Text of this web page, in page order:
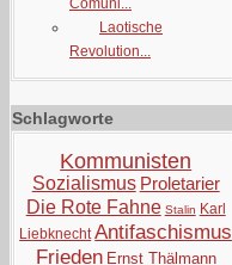
Comuni...
Laotische
Revolution...
Schlagworte
Kommunisten
Sozialismus Proletarier
Die Rote Fahne Stalin Karl
Liebknecht Antifaschismus
Frieden Ernst Thälmann